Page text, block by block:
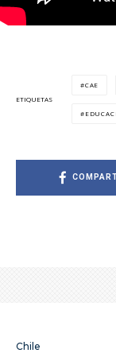
ETIQUETAS
CAE
Chile